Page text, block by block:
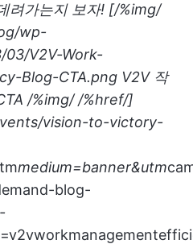
려가는지 보자! [/%img/
wp-
V2V-Work-
Blog-CTA.png V2V 작
/%img/ /%href/]
vision-to-victory-
medium=banner&utm
blog-